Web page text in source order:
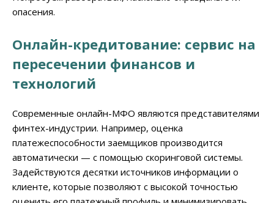
опасения.
Онлайн-кредитование: сервис на
пересечении финансов и
технологий
Современные онлайн-МФО являются представителями
финтех-индустрии. Например, оценка
платежеспособности заемщиков производится
автоматически — с помощью скоринговой системы.
Задействуются десятки источников информации о
клиенте, которые позволяют с высокой точностью